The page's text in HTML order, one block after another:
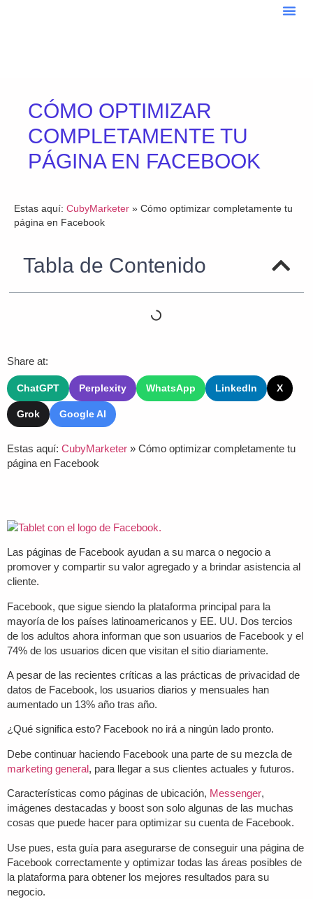
CÓMO OPTIMIZAR
COMPLETAMENTE TU
PÁGINA EN FACEBOOK
Estas aquí: CubyMarketer » Cómo optimizar completamente tu
página en Facebook
Tabla de Contenido
Share at:
ChatGPT Perplexity WhatsApp LinkedIn X
Grok Google AI
Estas aquí: CubyMarketer » Cómo optimizar completamente tu
página en Facebook
Las páginas de Facebook ayudan a su marca o negocio a
promover y compartir su valor agregado y a brindar asistencia al
cliente.
Facebook, que sigue siendo la plataforma principal para la
mayoría de los países latinoamericanos y EE. UU. Dos tercios
de los adultos ahora informan que son usuarios de Facebook y el
74% de los usuarios dicen que visitan el sitio diariamente.
A pesar de las recientes críticas a las prácticas de privacidad de
datos de Facebook, los usuarios diarios y mensuales han
aumentado un 13% año tras año.
¿Qué significa esto? Facebook no irá a ningún lado pronto.
Debe continuar haciendo Facebook una parte de su mezcla de
marketing general, para llegar a sus clientes actuales y futuros.
Características como páginas de ubicación, Messenger,
imágenes destacadas y boost son solo algunas de las muchas
cosas que puede hacer para optimizar su cuenta de Facebook.
Use pues, esta guía para asegurarse de conseguir una página de
Facebook correctamente y optimizar todas las áreas posibles de
la plataforma para obtener los mejores resultados para su
negocio.